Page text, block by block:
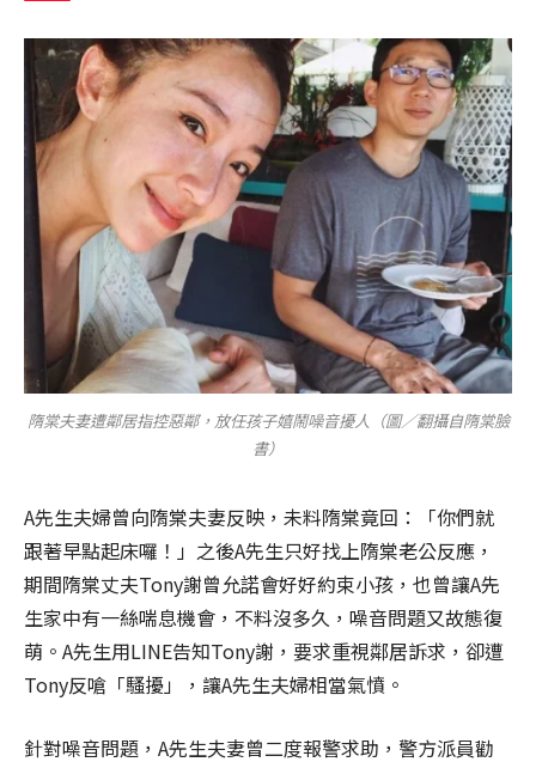
隋棠夫妻遭鄰居指控惡鄰，放任孩子嬉鬧噪音擾人（圖／翻攝自隋棠臉
書）
A先生夫婦曾向隋棠夫妻反映，未料隋棠竟回：「你們就
跟著早點起床囉！」之後A先生只好找上隋棠老公反應，
期間隋棠丈夫Tony謝曾允諾會好好約束小孩，也曾讓A先
生家中有一絲喘息機會，不料沒多久，噪音問題又故態復
萌。A先生用LINE告知Tony謝，要求重視鄰居訴求，卻遭
Tony反嗆「騷擾」，讓A先生夫婦相當氣憤。
針對噪音問題，A先生夫妻曾二度報警求助，警方派員勸